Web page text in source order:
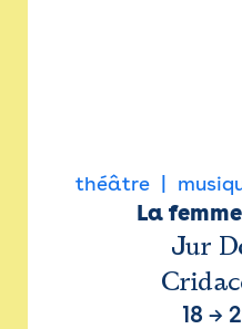
théâtre
La
Jur
18 →